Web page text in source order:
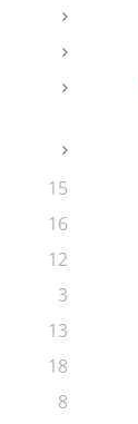
15
16
12
3
13
18
8